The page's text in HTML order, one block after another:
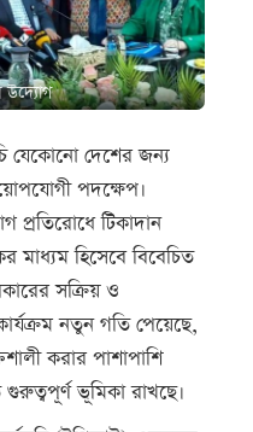
উদ্যোগ
যেকোনো দেশের জন্য
পদক্ষেপ।
প্রতিরোধে টিকাদান
মাধ্যম হিসেবে বিবেচিত
সক্রিয় ও
নতুন গতি পেয়েছে,
করার পাশাপাশি
ভূমিকা রাখছে।